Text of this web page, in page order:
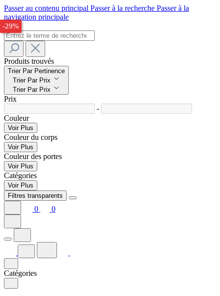
Passer au contenu principal Passer à la recherche Passer à la
navigation principale
Produits trouvés
Trier Par Pertinence
Trier Par Prix
Trier Par Prix
Prix
-
Couleur
Voir Plus
Couleur du corps
Voir Plus
Couleur des portes
Voir Plus
Catégories
Voir Plus
Filtres transparents
0 0
Catégories
-32%
-29%